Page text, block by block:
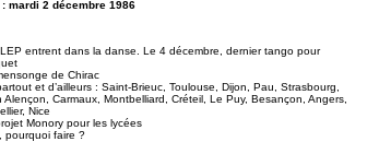
: mardi 2 décembre 1986
entrent dans la danse. Le 4 décembre, dernier tango pour
de Chirac
et d’ailleurs : Saint-Brieuc, Toulouse, Dijon, Pau, Strasbourg,
Alençon, Carmaux, Montbelliard, Créteil, Le Puy, Besançon, Angers,
Nice
Monory pour les lycées
pourquoi faire ?